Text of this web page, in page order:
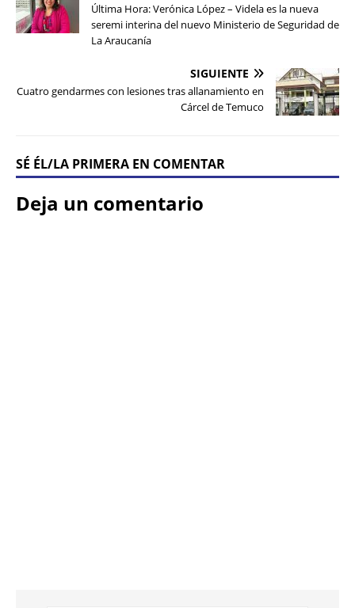
Última Hora: Verónica López – Videla es la nueva
seremi interina del nuevo Ministerio de Seguridad de
La Araucanía
SIGUIENTE
Cuatro gendarmes con lesiones tras allanamiento en
Cárcel de Temuco
SÉ ÉL/LA PRIMERA EN COMENTAR
Deja un comentario